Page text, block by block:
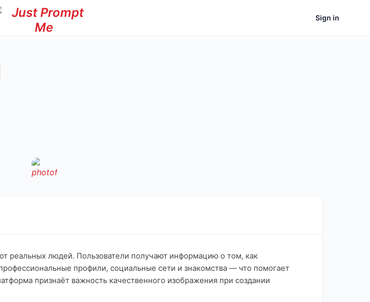
Sign in
реальных людей. Пользователи получают информацию о том, как
профили, социальные сети и знакомства — что помогает
признаёт важность качественного изображения при создании